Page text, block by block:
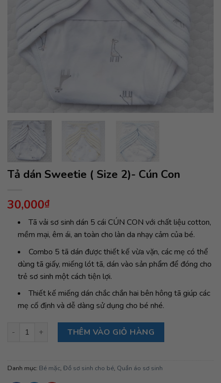
Tả dán Sweetie ( Size 2)- Cún Con
30,000₫
Tã vải sơ sinh dán 5 cái CÚN CON với chất liệu cotton,
mềm mại, êm ái, an toàn cho làn da nhạy cảm của bé.
Combo 5 tã dán được thiết kế vừa vặn, các mẹ có thể
dùng tã giấy, miếng lót tã, dán vào sản phẩm để đóng cho
trẻ sơ sinh một cách tiện lợi.
Thiết kế miếng dán chắc chắn hai bên hông tã giúp các
mẹ cố định và dễ dàng sử dụng cho bé nhé.
Tả dán Sweetie ( Size 2)- Cún Con số lượng
THÊM VÀO GIỎ HÀNG
Danh mục: Bé mặc, Đồ sơ sinh cho bé, Quần áo sơ sinh